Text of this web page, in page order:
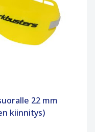
22 mm
kiinnitys)